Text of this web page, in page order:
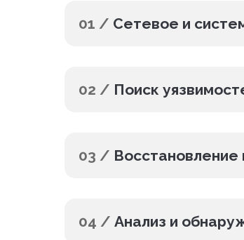
04 / Анализ и
03 / Восстановление
02 / Поиск
01 / Сетевое и